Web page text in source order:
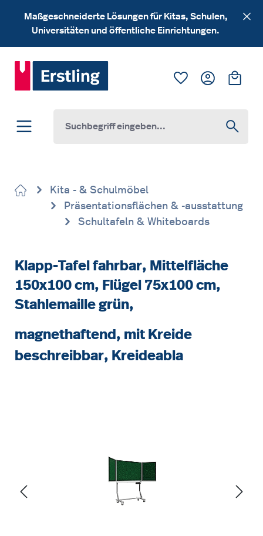
Zum Hauptinhalt springen
Maßgeschneiderte Lösungen für Kitas, Schulen,
Universitäten und öffentliche Einrichtungen.
Du hast 0
Kita - & Schulmöbel
Präsentationsflächen & -ausstattung
Schultafeln & Whiteboards
Klapp-Tafel fahrbar, Mittelfläche
150x100 cm, Flügel 75x100 cm,
Stahlemaille grün,
magnethaftend, mit Kreide
beschreibbar, Kreideabla